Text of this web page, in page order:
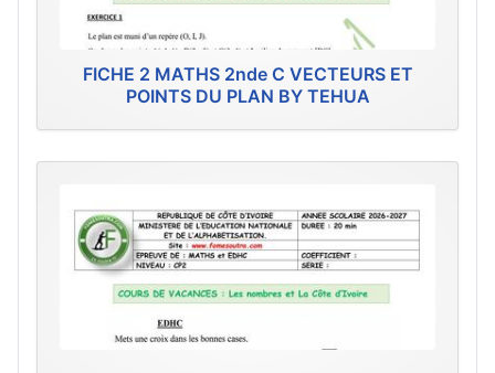
FICHE 2 MATHS 2nde C VECTEURS ET
POINTS DU PLAN BY TEHUA